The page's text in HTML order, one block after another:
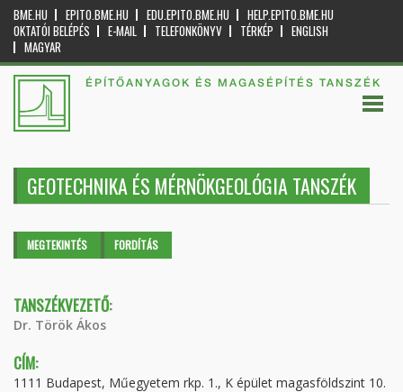
BME.HU EPITO.BME.HU EDU.EPITO.BME.HU
HELP.EPITO.BME.HU
OKTATÓI BELÉPÉS
E-MAIL TELEFONKÖNYV TÉRKÉP
ENGLISH
MAGYAR
ÉPÍTŐANYAGOK ÉS MAGASÉPÍTÉS TANSZÉK
GEOTECHNIKA ÉS MÉRNÖKGEOLÓGIA TANSZÉK
Elsődleges fülek
MEGTEKINTÉS (AKTÍVFORDÍTÁS
TANSZÉKVEZETŐ:
Dr. Török Ákos
CÍM:
1111 Budapest, Műegyetem rkp. 1., K épület magasföldszint 10.